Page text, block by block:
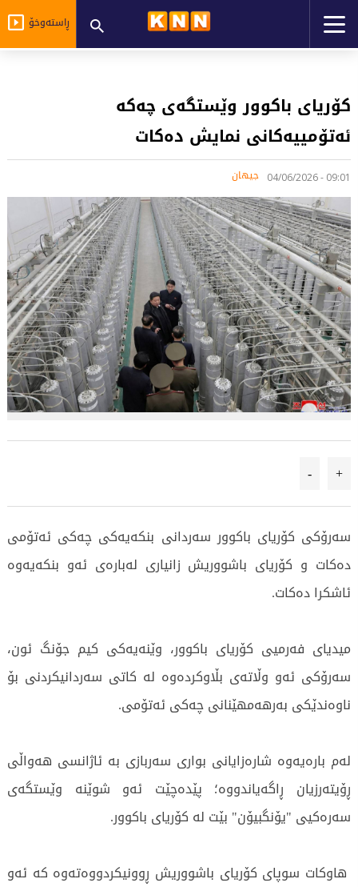
ڕاستەوخۆ
کۆریای باکوور وێستگەی چەکە
ئەتۆمییەکانی نمایش دەکات
09:01 - 04/06/2026 جیهان
+
-
سەرۆکی کۆریای باکوور سەردانی بنکەیەکی چەکی ئەتۆمی
دەکات و کۆریای باشووریش زانیاری لەبارەی ئەو بنکەیەوە
ئاشکرا دەکات.
میدیای فەرمیی کۆریای باکوور، وێنەیەکی کیم جۆنگ ئون،
سەرۆکی ئەو وڵاتەی بڵاوکردەوە لە کاتی سەردانیکردنی بۆ
ناوەندێکی بەرهەمهێنانی چەکی ئەتۆمی.
لەم بارەیەوە شارەزایانی بواری سەربازی بە ئاژانسی هەواڵی
ڕۆیتەرزیان ڕاگەیاندووە؛ پێدەچێت ئەو شوێنە وێستگەی
سەرەکیی "یۆنگبیۆن" بێت لە کۆریای باکوور.
هاوکات سوپای کۆریای باشووریش ڕوونیکردووەتەوە کە ئەو